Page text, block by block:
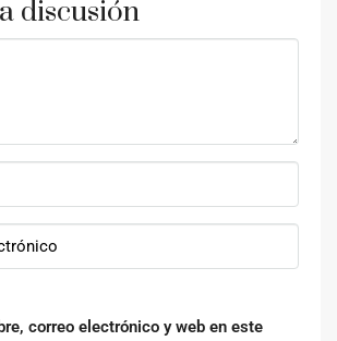
discusión
correo electrónico y web en este